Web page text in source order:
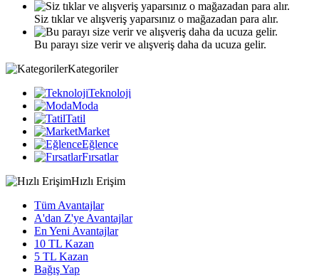
Siz tıklar ve alışveriş yaparsınız o mağazadan para alır.
Bu parayı size verir ve alışveriş daha da ucuza gelir.
Kategoriler
Teknoloji
Moda
Tatil
Market
Eğlence
Fırsatlar
Hızlı Erişim
Tüm Avantajlar
A'dan Z'ye Avantajlar
En Yeni Avantajlar
10 TL Kazan
5 TL Kazan
Bağış Yap